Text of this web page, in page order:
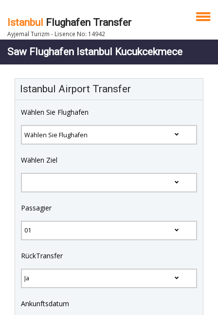
Istanbul Flughafen Transfer
Ayjemal Turizm - Lisence No: 14942
Saw Flughafen Istanbul Kucukcekmece
Istanbul Airport Transfer
Wählen Sie Flughafen
Wählen Ziel
Passagier
RückTransfer
Ankunftsdatum